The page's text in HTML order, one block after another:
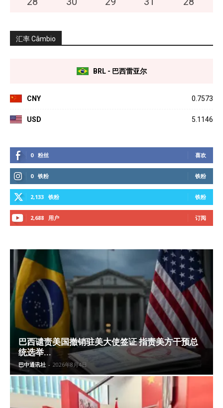
汇率 Câmbio
BRL - 巴西雷亚尔
CNY 0.7573
USD 5.1146
0 粉丝 喜欢
0 铁粉 铁粉
2,133 铁粉 铁粉
2,688 用户 订阅
巴西谴责美国撤销驻美大使签证 指责美方干预总
统选举...
巴中通讯社 - 2026年8月4日